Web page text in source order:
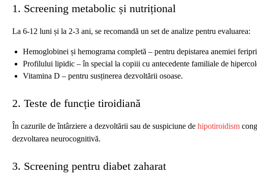
1. Screening metabolic și nutrițional
La 6‑12 luni și la 2‑3 ani, se recomandă un set de analize pentru evaluarea:
Hemoglobinei și hemograma completă – pentru depistarea anemiei
Profilului lipidic – în special la copiii cu antecedente familiale de
Vitamina D – pentru susținerea dezvoltării osoase.
2. Teste de funcție tiroidiană
În cazurile de întârziere a dezvoltării sau de suspiciune de hipotiroidism
dezvoltarea neurocognitivă.
3. Screening pentru diabet zaharat